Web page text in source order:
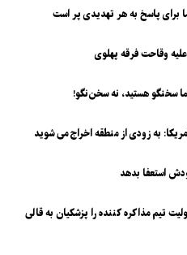
برای پاسخ به هر تهدیدی پر است
وقاحت فرقه پهلوی
سخنگو هستید، نه سخن‌نگو!
به زودی از منطقه اخراج می شوید
استعفا بدهد
تیم مذاکره کننده را پزشکیان به قالی